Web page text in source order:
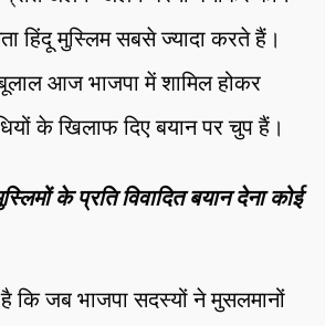
हिंदू मुस्लिम सबसे ज्यादा करते हैं।
आज भाजपा में शामिल होकर
के खिलाफ दिए बयान पर चुप हैं।
के प्रति विवादित बयान देना कोई
है कि जब भाजपा सदस्यों ने मुसलमानों